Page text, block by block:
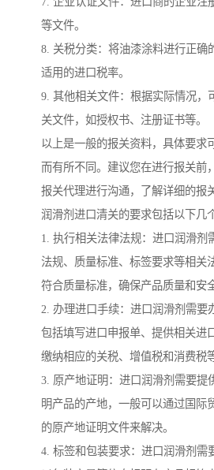
等文件。
8. 关税分类：将油漆涂料进行正确
适用的进口税率。
9. 其他相关文件：根据实际情况，
关文件，如授权书、注册证书等。
以上是一般的报关资料，具体要求
而有所不同。建议您在进行报关前
报关代理进行沟通，了解详细的报
润滑剂进口清关的要求包括以下几
1. 执行相关法律法规：进口润滑剂
法规、质量标准、标签要求等相关
符合质量标准，确保产品质量和安
2. 办理进口手续：进口润滑剂需要
包括填写进口申报单、提供相关进
缴纳相应的关税、增值税和消费税
3. 原产地证明：进口润滑剂需要提
明产品的产地，一般可以通过国际
的原产地证明文件来解决。
4. 标签和包装要求：进口润滑剂需